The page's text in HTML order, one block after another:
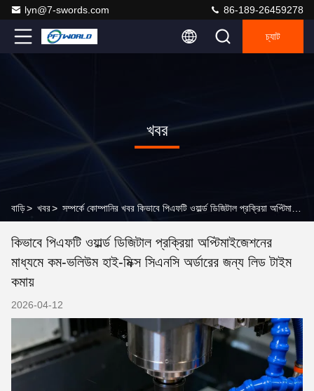
lyn@7-swords.com 86-189-26459278
চ্যাট
খবর
বাড়ি> খবর>
কিভাবে পিএফটি ওয়ার্ল্ড ডিজিটাল প্রক্রিয়া অপ্টিমাইজেশনের
মাধ্যমে কম-ভলিউম হাই-মিক্স সিএনসি অর্ডারের জন্য লিড টাইম
কমায়
2026-04-12